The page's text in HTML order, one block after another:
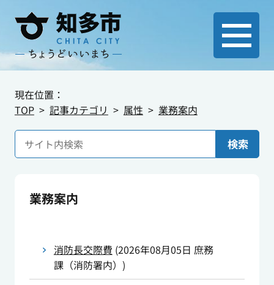
現在位置：
TOP
記事カテゴリ 属性 業務案内
検索
業務案内
消防長交際費 (2026年08月05日 庶務
課（消防署内） )